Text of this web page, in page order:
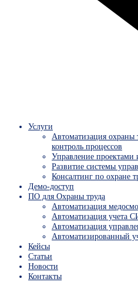
Услуги
Автоматизация охраны
контроль процессов
Управление проектами
Развитие системы
Консалтинг по охране
Демо-доступ
ПО для Охраны труда
Автоматизация
Автоматизация учета
Автоматизация
Автоматизированный
Кейсы
Статьи
Новости
Контакты